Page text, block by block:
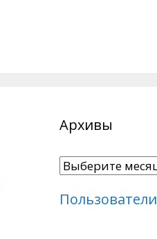
Архивы
Архивы
Пользователи